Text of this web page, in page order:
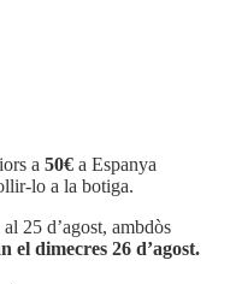
a 50€ a Espanya
lo a la botiga.
25 d’agost, ambdòs
el dimecres 26 d’agost.